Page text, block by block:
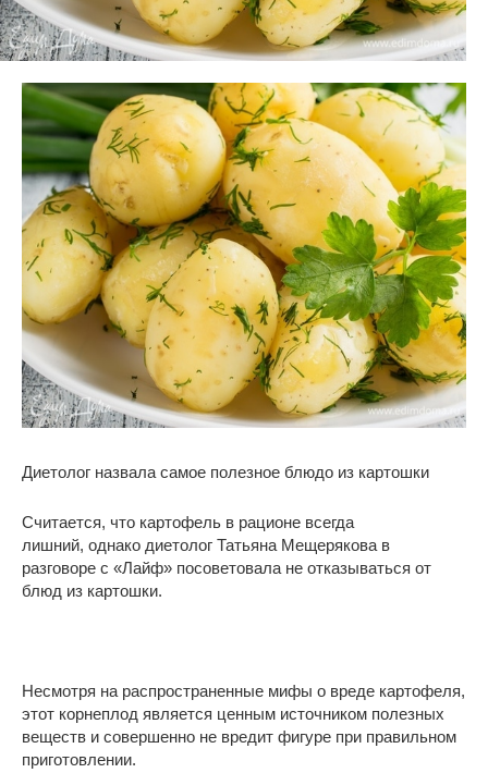
Диетолог назвала самое полезное блюдо из картошки
Считается, что картофель в рационе всегда
лишний, однако диетолог Татьяна Мещерякова в
разговоре с «Лайф» посоветовала не отказываться от
блюд из картошки.
Несмотря на распространенные мифы о вреде картофеля,
этот корнеплод является ценным источником полезных
веществ и совершенно не вредит фигуре при правильном
приготовлении.